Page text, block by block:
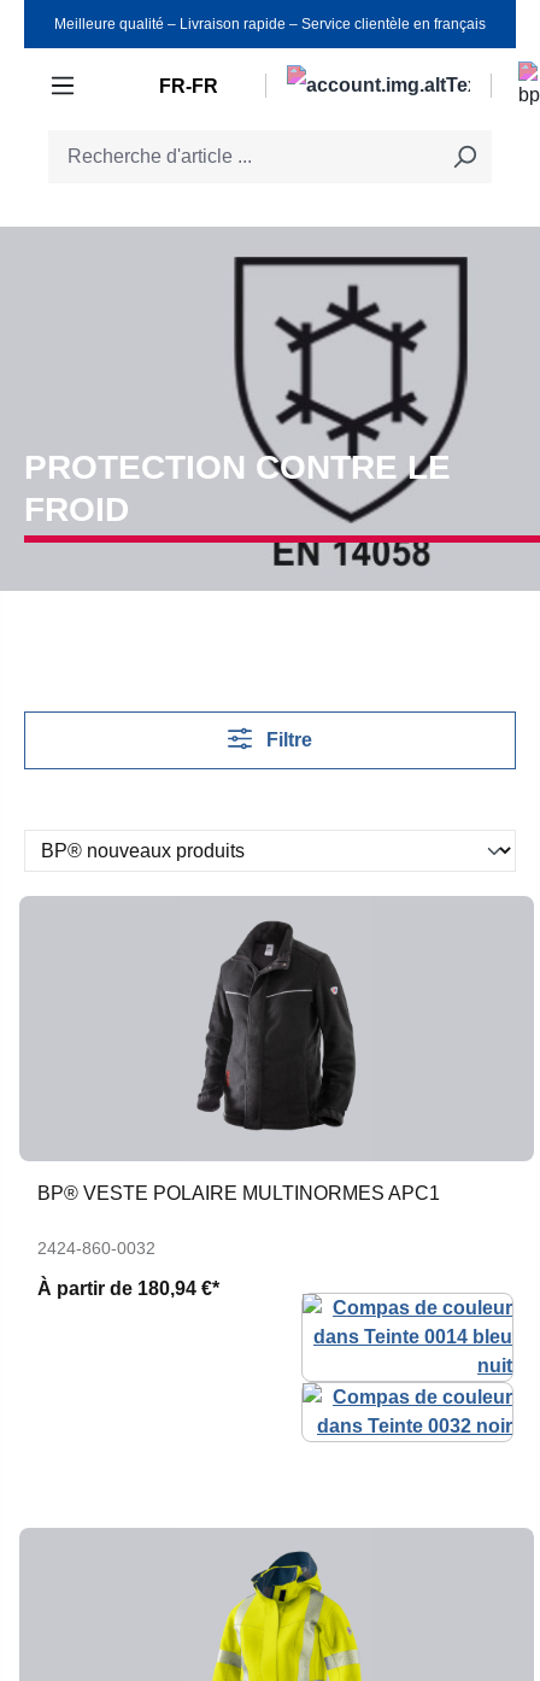
Passer au contenu principal
Meilleure qualité ‒ Livraison rapide ‒ Service clientèle en français
FR-FR
PROTECTION CONTRE LE
FROID
Filtre
BP® VESTE POLAIRE MULTINORMES APC1
2424-860-0032
À partir de 180,94 €*